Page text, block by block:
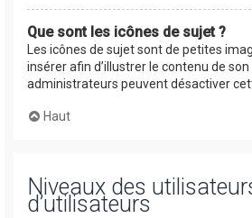
Que sont les icônes de sujet ?
Les icônes de sujet sont de petites
insérer afin d’illustrer le contenu de son
administrateurs peuvent désactiver
Haut
Niveaux des
d’utilisateurs